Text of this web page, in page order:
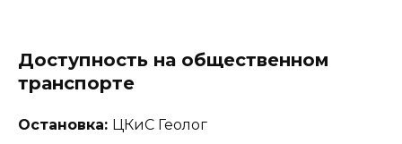
Доступность на общественном
транспорте
Остановка: ЦКиС Геолог